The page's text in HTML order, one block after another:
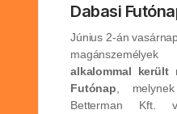
Dabasi
Június 2-án
alkalommal került
Futónap ,
Betterman Kft.